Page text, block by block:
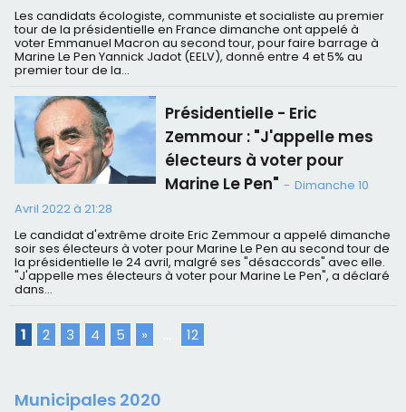
Les candidats écologiste, communiste et socialiste au premier
tour de la présidentielle en France dimanche ont appelé à
voter Emmanuel Macron au second tour, pour faire barrage à
Marine Le Pen Yannick Jadot (EELV), donné entre 4 et 5% au
premier tour de la...
Présidentielle - Eric
Zemmour : "J'appelle mes
électeurs à voter pour
Marine Le Pen" - Dimanche 10
Avril 2022 à 21:28
Le candidat d'extrême droite Eric Zemmour a appelé dimanche
soir ses électeurs à voter pour Marine Le Pen au second tour de
la présidentielle le 24 avril, malgré ses "désaccords" avec elle.
"J'appelle mes électeurs à voter pour Marine Le Pen", a déclaré
dans...
1 2 3 4 5 » 12
Municipales 2020